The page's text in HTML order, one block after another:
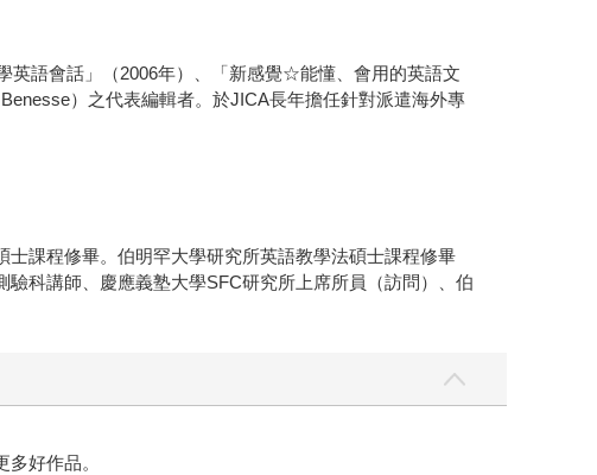
語會話」（2006年）、「新感覺☆能懂、會用的英語文
）之代表編輯者。於JICA長年擔任針對派遣海外專
課程修畢。伯明罕大學研究所英語教學法碩士課程修畢
驗科講師、慶應義塾大學SFC研究所上席所員（訪問）、伯
好作品。